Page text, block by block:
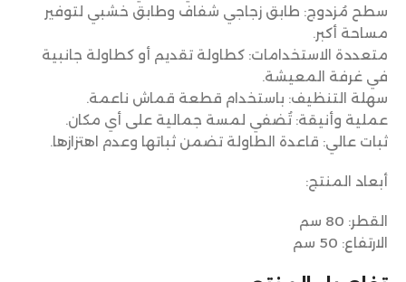
سطح مُزدوج: طابق زجاجي شفاف وطابق خشبي لتوفير
مساحة أكبر.
متعددة الاستخدامات: كطاولة تقديم أو كطاولة جانبية
في غرفة المعيشة.
سهلة التنظيف: باستخدام قطعة قماش ناعمة.
عملية وأنيقة: تُضفي لمسة جمالية على أي مكان.
ثبات عالي: قاعدة الطاولة تضمن ثباتها وعدم اهتزازها.
أبعاد المنتج:
القطر: 80 سم
الارتفاع: 50 سم